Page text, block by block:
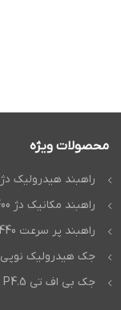
محصولات ویژه
راهبند هیدرولیک دژ 800
راهبند مکانیک دژ 400
راهبند پر سرعت 440
جک هیدرولیک نوپی 66
جک بی اف تی P4.5